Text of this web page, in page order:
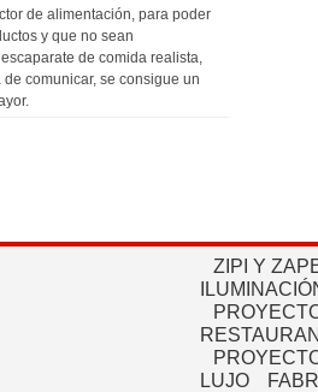
de alimentación, para poder
y que no sean
de comida realista,
comunicar, se consigue un
ZIPI Y
LUJO